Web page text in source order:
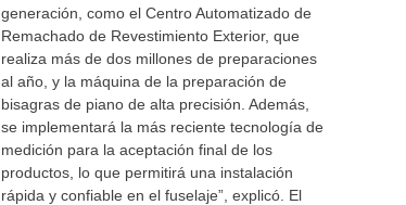
generación, como el Centro Automatizado de
Remachado de Revestimiento Exterior, que
realiza más de dos millones de preparaciones
al año, y la máquina de la preparación de
bisagras de piano de alta precisión. Además,
se implementará la más reciente tecnología de
medición para la aceptación final de los
productos, lo que permitirá una instalación
rápida y confiable en el fuselaje”, explicó. El